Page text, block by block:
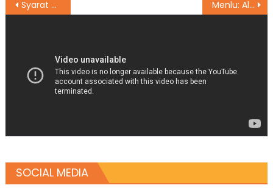
Post
Syarat Naik Pesawat 2021 Terbaru untuk Bisa Mudik Lebaran Menlu: Alhamdulillah 3,8 Juta Vaksin AstraZeneca Tiba di RI Malam Ini
SOCIAL MEDIA